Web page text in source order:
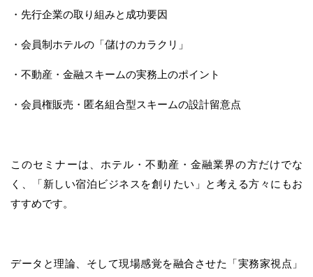
・先行企業の取り組みと成功要因
・会員制ホテルの「儲けのカラクリ」
・不動産・金融スキームの実務上のポイント
・会員権販売・匿名組合型スキームの設計留意点
このセミナーは、ホテル・不動産・金融業界の方だけでな
く、「新しい宿泊ビジネスを創りたい」と考える方々にもお
すすめです。
データと理論、そして現場感覚を融合させた「実務家視点」